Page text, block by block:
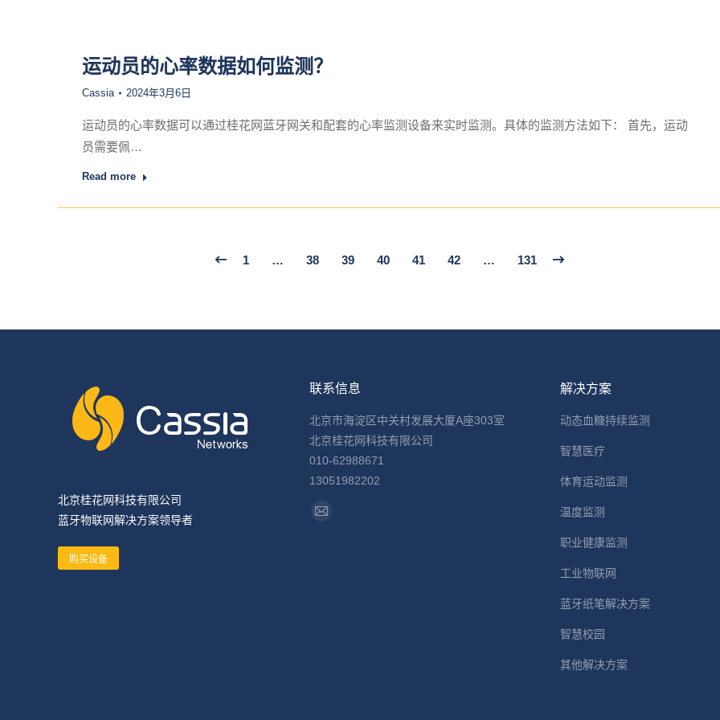
运动员的心率数据如何监测？
Cassia 2024年3月6日
运动员的心率数据可以通过桂花网蓝牙网关和配套的心率监测设备来实时监测。具体的监测方法如下： 首先，运动
员需要佩…
Read more
1 … 38 39 40 41 42 … 131
北京桂花网科技有限公司
蓝牙物联网解决方案领导者
购买设备
联系信息
北京市海淀区中关村发展大厦A座303室
北京桂花网科技有限公司
010-62988671
13051982202
找到我们：
Mail
解决方案
动态血糖持续监测
智慧医疗
体育运动监测
温度监测
职业健康监测
工业物联网
蓝牙纸笔解决方案
智慧校园
其他解决方案